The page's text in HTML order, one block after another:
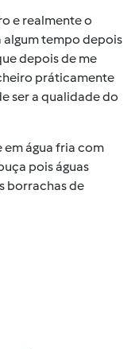
e realmente o
tempo depois
depois de me
práticamente
ser a qualidade do
em água fria com
pois águas
borrachas de